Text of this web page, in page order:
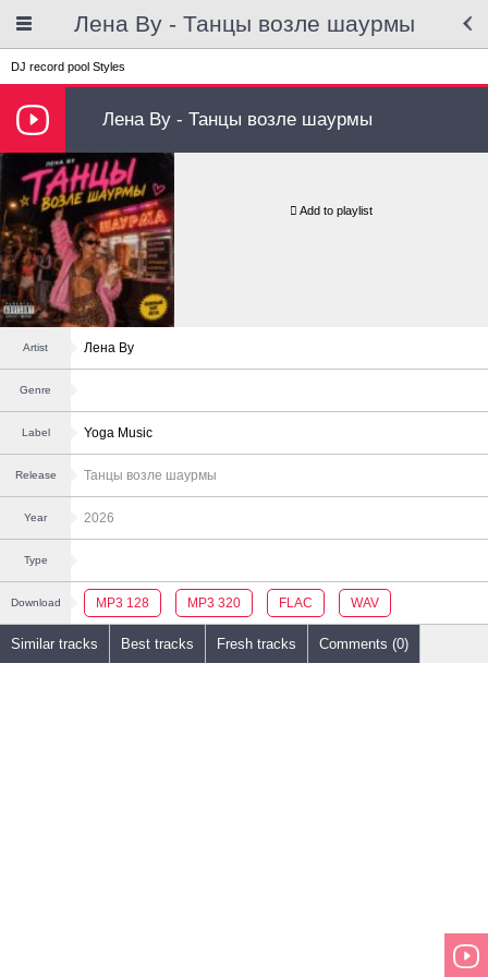
Лена Ву - Танцы возле шаурмы
DJ record pool Styles
Лена Ву - Танцы возле шаурмы
Add to playlist
Artist Лена Ву
Genre
Label Yoga Music
Release Танцы возле шаурмы
Year 2026
Type
Download MP3 128 MP3 320 FLAC WAV
Similar tracks Best tracks Fresh tracks Comments (0)